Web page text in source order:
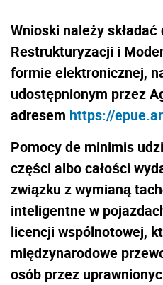
Wnioski należy składać
Restrukturyzacji i
formie elektronicznej,
udostępnionym przez
adresem https://
Pomocy de minimis
części albo całości
związku z wymianą
inteligentne w
licencji wspólnotowej,
międzynarodowe
osób przez